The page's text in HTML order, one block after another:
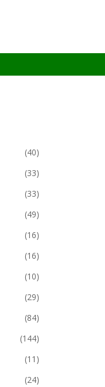
(40)
(33)
(33)
(49)
(16)
(16)
(10)
(29)
(84)
(144)
(11)
(24)